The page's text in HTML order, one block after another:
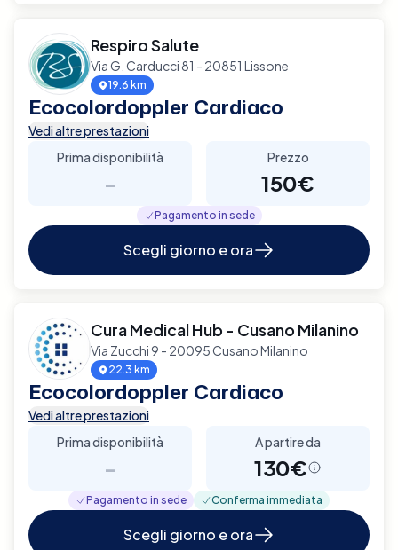
Respiro Salute
Via G. Carducci 81 - 20851 Lissone
19.6 km
Ecocolordoppler Cardiaco
Vedi altre prestazioni
Prima disponibilità
-
Prezzo
150€
Pagamento in sede
Scegli giorno e ora
Cura Medical Hub - Cusano Milanino
Via Zucchi 9 - 20095 Cusano Milanino
22.3 km
Ecocolordoppler Cardiaco
Vedi altre prestazioni
Prima disponibilità
-
A partire da
130€
Pagamento in sede Conferma immediata
Scegli giorno e ora